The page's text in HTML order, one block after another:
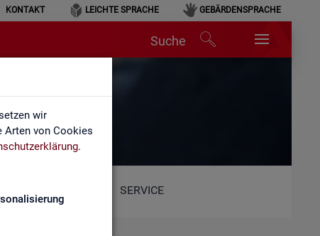
wir
Arten von Cookies
.
KONTAKT LEICHTE SPRACHE GEBÄRDENSPRACHE
Suche
SERVICE